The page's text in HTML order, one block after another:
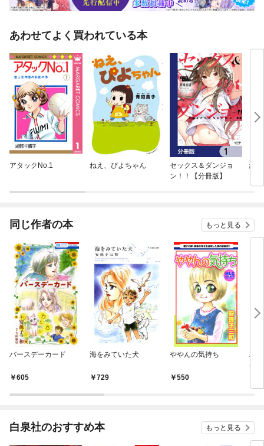
あわせてよく買われている本
アタックNo.1 ねえ、ぴよちゃん
セックス＆ダンジョ
ン！！【分冊版】
組
同じ作者の本 もっと見る
バースデーカード
605
海をみていた犬
729
ややんの気持ち
550
パ
巻
白泉社のおすすめ本 もっと見る